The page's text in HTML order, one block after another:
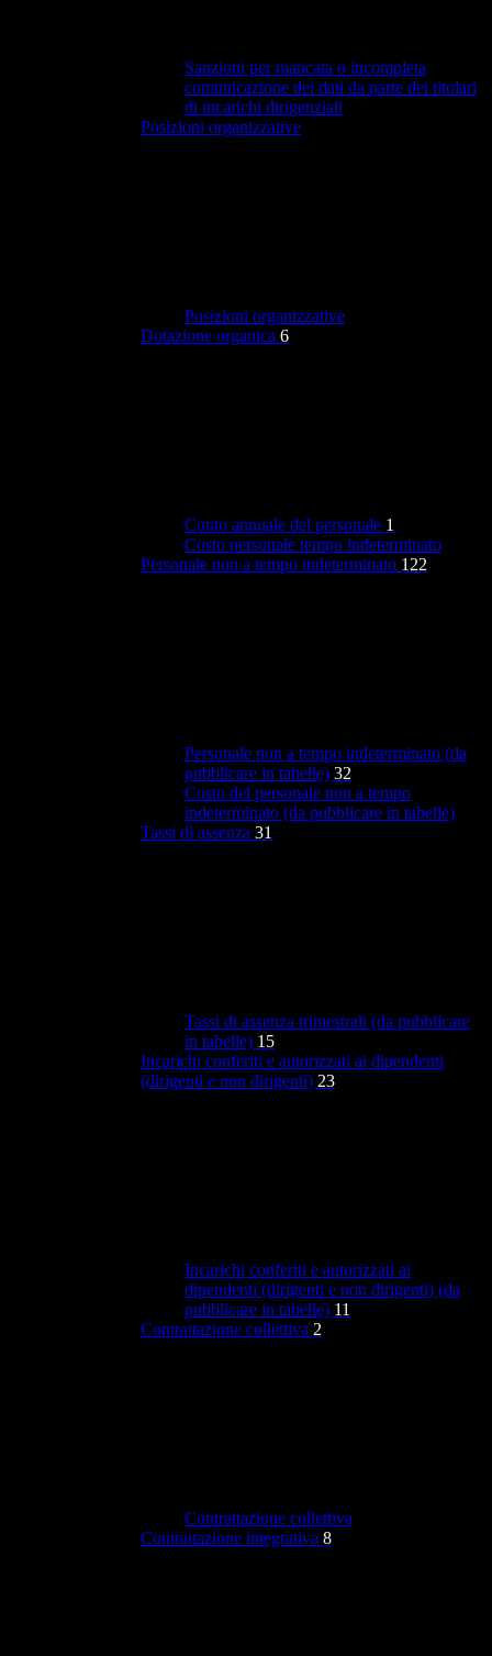
Sanzioni per mancata o incompleta
comunicazione dei dati da parte dei titolari
di incarichi dirigenziali
Posizioni organizzative
Posizioni organizzative
Dotazione organica 6
Conto annuale del personale 1
Costo personale tempo indeterminato
Personale non a tempo indeterminato 122
Personale non a tempo indeterminato (da
pubblicare in tabelle) 32
Costo del personale non a tempo
indeterminato (da pubblicare in tabelle)
Tassi di assenza 31
Tassi di assenza trimestrali (da pubblicare
in tabelle) 15
Incarichi conferiti e autorizzati ai dipendenti
(dirigenti e non dirigenti) 23
Incarichi conferiti e autorizzati ai
dipendenti (dirigenti e non dirigenti) (da
pubblicare in tabelle) 11
Contrattazione collettiva 2
Contrattazione collettiva
Contrattazione integrativa 8